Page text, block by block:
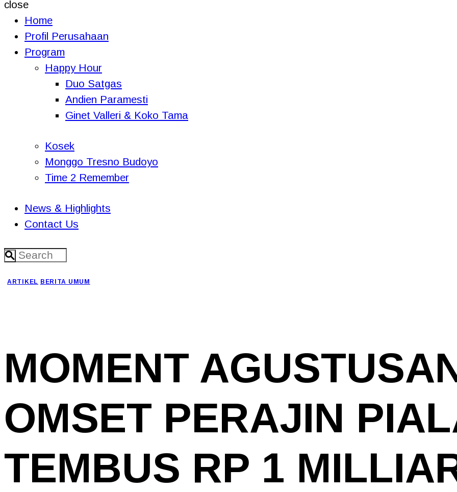
close
Home
Profil Perusahaan
Program
Happy Hour
Duo Satgas
Andien Paramesti
Ginet Valleri & Koko Tama
Kosek
Monggo Tresno Budoyo
Time 2 Remember
News & Highlights
Contact Us
ARTIKEL BERITA UMUM
MOMENT
OMSET PERAJIN
TEMBUS RP 1